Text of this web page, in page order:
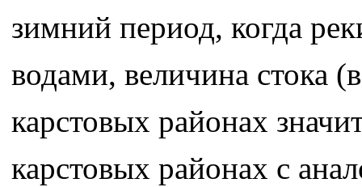
зимний период, когда
водами, величина стока
карстовых районах
карстовых районах с